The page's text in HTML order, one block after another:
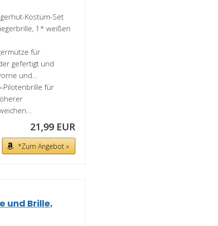
Kostüm-Set
1* weißen
für
gefertigt und
und...
Pilotenbrille für
21,99 EUR
*Zum Angebot »
und Brille,